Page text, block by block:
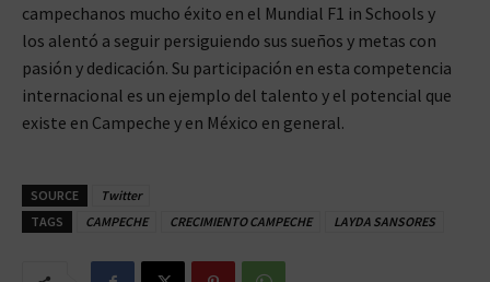
campechanos mucho éxito en el Mundial F1 in Schools y
los alentó a seguir persiguiendo sus sueños y metas con
pasión y dedicación. Su participación en esta competencia
internacional es un ejemplo del talento y el potencial que
existe en Campeche y en México en general.
SOURCE
Twitter
TAGS
CAMPECHE CRECIMIENTO CAMPECHE LAYDA SANSORES